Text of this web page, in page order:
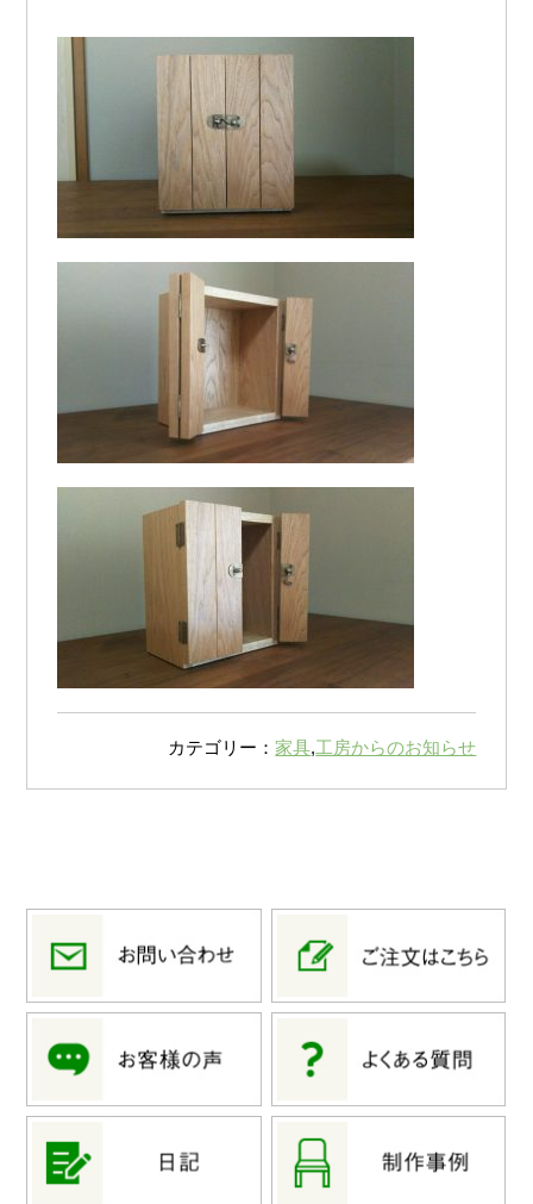
カテゴリー：家具,工房からのお知らせ